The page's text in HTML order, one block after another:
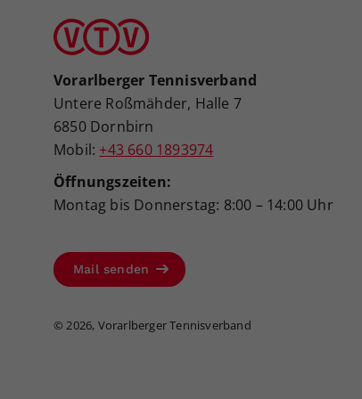
Vorarlberger Tennisverband
Untere Roßmähder, Halle 7
6850 Dornbirn
Mobil: +43 660 1893974
Öffnungszeiten:
Montag bis Donnerstag: 8:00 – 14:00 Uhr
Mail senden
©2026, Vorarlberger Tennisverband